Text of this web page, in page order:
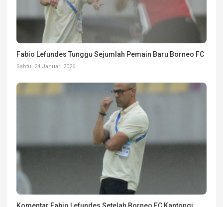
Fabio Lefundes Tunggu Sejumlah Pemain Baru Borneo FC
Sabtu, 24 Januari 2026